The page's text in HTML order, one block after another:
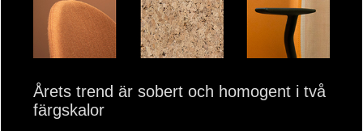
Årets trend är sobert och homogent i två
färgskalor